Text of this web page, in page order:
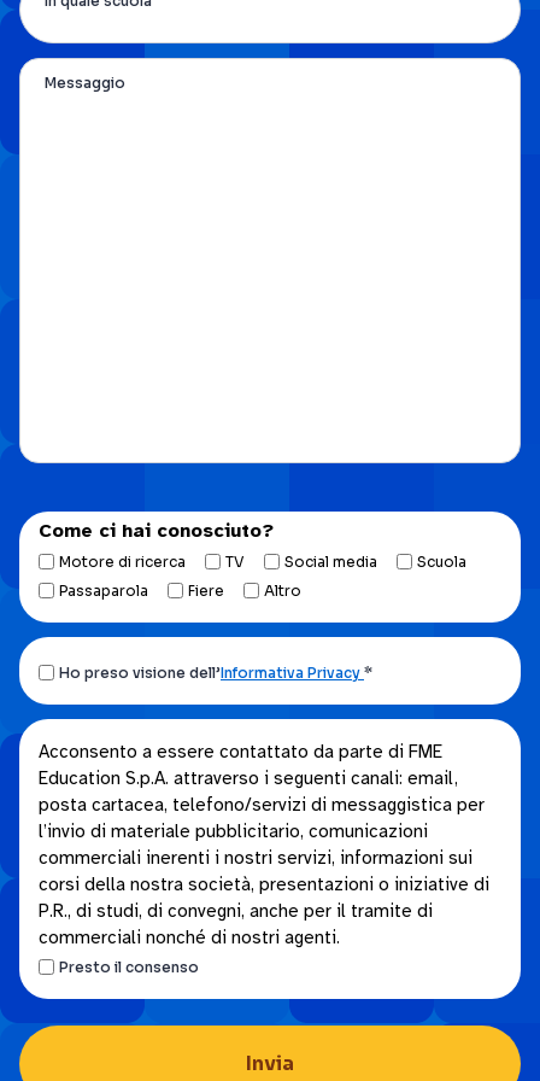
Messaggio
Come ci hai conosciuto?
Motore di ricerca TV Social media
Scuola
Passaparola
Fiere Altro
Ho
preso
visione
dell’Informativa
privacy.
*
Ho preso visione dell’Informativa Privacy *
Acconsento
a
essere
contattato
da
parte
FME
Acconsento a essere contattato da parte di FME
Education S.p.A. attraverso i seguenti canali: email,
posta cartacea, telefono/servizi di messaggistica per
l’invio di materiale pubblicitario, comunicazioni
commerciali inerenti i nostri servizi, informazioni sui
corsi della nostra società, presentazioni o iniziative di
P.R., di studi, di convegni, anche per il tramite di
commerciali nonché di nostri agenti.
Presto il consenso